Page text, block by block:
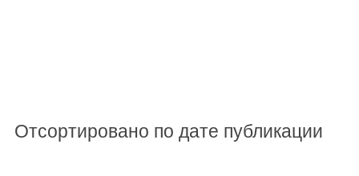
Отсортировано по дате публикации